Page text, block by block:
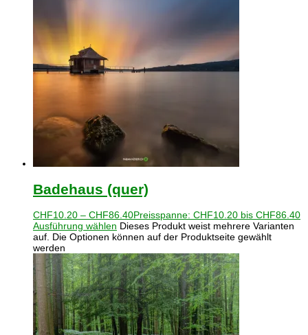
Badehaus (quer)
CHF10.20 – CHF86.40Preisspanne: CHF10.20 bis CHF86.40
Ausführung wählen Dieses Produkt weist mehrere Varianten
auf. Die Optionen können auf der Produktseite gewählt
werden